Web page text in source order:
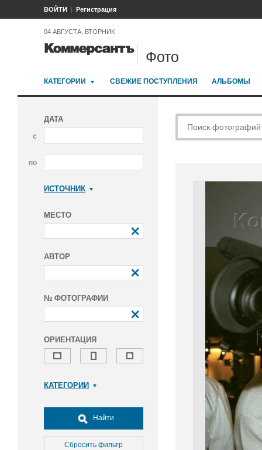
ВОЙТИ Регистрация
04 АВГУСТА, ВТОРНИК
Фото
КАТЕГОРИИ СВЕЖИЕ ПОСТУПЛЕНИЯ АЛЬБОМЫ
ДАТА
с
по
ИСТОЧНИК
МЕСТО
АВТОР
№ ФОТОГРАФИИ
ОРИЕНТАЦИЯ
КАТЕГОРИИ
Досуг, туризм и отдых
Культура
Медицина
Найти
Сбросить фильтр